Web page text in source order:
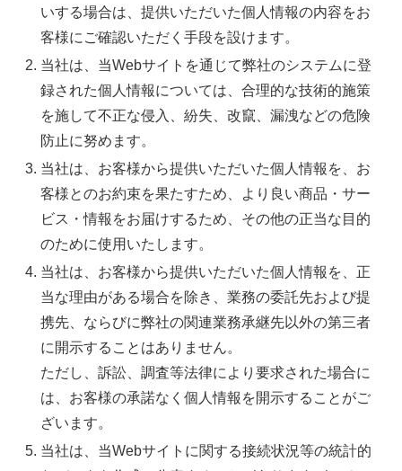
いする場合は、提供いただいた個人情報の内容をお
客様にご確認いただく手段を設けます。
当社は、当Webサイトを通じて弊社のシステムに登
録された個人情報については、合理的な技術的施策
を施して不正な侵入、紛失、改竄、漏洩などの危険
防止に努めます。
当社は、お客様から提供いただいた個人情報を、お
客様とのお約束を果たすため、より良い商品・サー
ビス・情報をお届けするため、その他の正当な目的
のために使用いたします。
当社は、お客様から提供いただいた個人情報を、正
当な理由がある場合を除き、業務の委託先および提
携先、ならびに弊社の関連業務承継先以外の第三者
に開示することはありません。
ただし、訴訟、調査等法律により要求された場合に
は、お客様の承諾なく個人情報を開示することがご
ざいます。
当社は、当Webサイトに関する接続状況等の統計的